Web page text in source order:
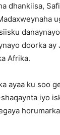
dhankiisa,
doorka ay
Afrika.
ayaa ku soo
iyo